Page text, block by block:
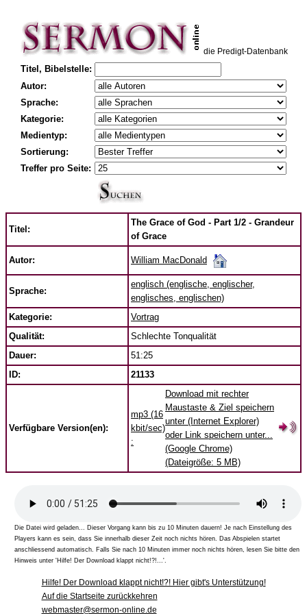
die Predigt-Datenbank
Titel, Bibelstelle:
Autor:
Sprache:
Kategorie:
Medientyp:
Sortierung:
Treffer pro Seite:
Titel:
The Grace of God - Part 1/2 - Grandeur
of Grace
Autor: William MacDonald
Sprache:
englisch (englische, englischer,
englisches, englischen)
Kategorie:
Vortrag
Qualität:
Schlechte Tonqualität
Dauer:
51:25
ID:
21133
Verfügbare Version(en):
mp3 (16
kbit/sec)
:
Download mit rechter
Maustaste & Ziel speichern
unter (Internet Explorer)
oder Link speichern unter...
(Google Chrome)
(Dateigröße: 5 MB)
Die Datei wird geladen... Dieser Vorgang kann bis zu 10 Minuten dauern! Je nach Einstellung des
Players kann es sein, dass Sie innerhalb dieser Zeit noch nichts hören. Das Abspielen startet
anschliessend automatisch. Falls Sie nach 10 Minuten immer noch nichts hören, lesen Sie bitte den
Hinweis unter 'Hilfe! Der Download klappt nicht!?!...'.
Hilfe! Der Download klappt nicht!?! Hier gibt's Unterstützung!
Auf die Startseite zurückkehren
webmaster@sermon-online.de